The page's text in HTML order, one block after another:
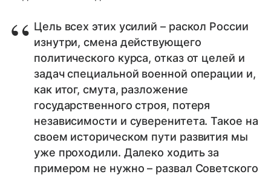
Цель всех этих усилий – раскол России
изнутри, смена действующего
политического курса, отказ от целей и
задач специальной военной операции и,
как итог, смута, разложение
государственного строя, потеря
независимости и суверенитета. Такое на
своем историческом пути развития мы
уже проходили. Далеко ходить за
примером не нужно – развал Советского